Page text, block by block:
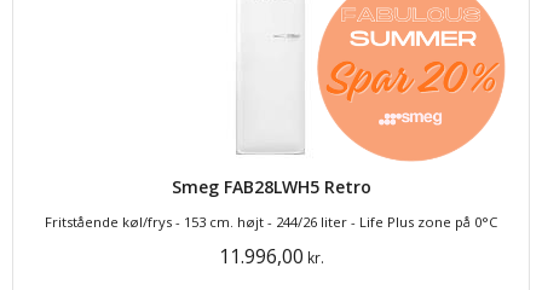
Smeg FAB28LWH5 Retro
Fritstående køl/frys - 153 cm. højt - 244/26 liter - Life Plus zone på 0°C
11.996,00 kr.